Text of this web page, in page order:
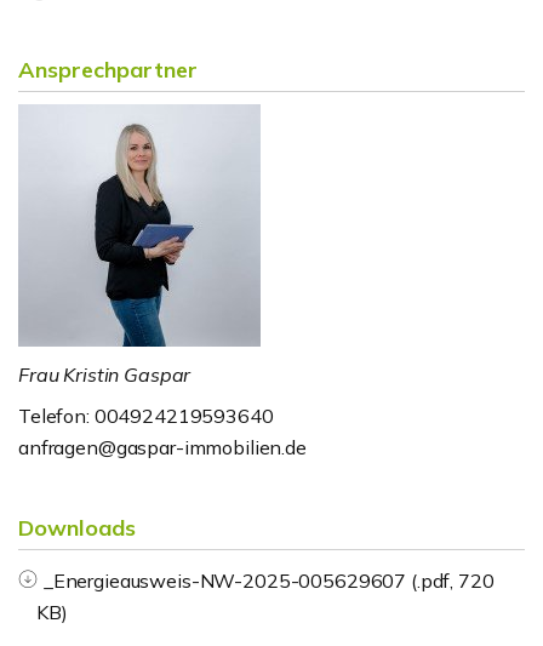
Ansprechpartner
Frau Kristin Gaspar
Telefon: 004924219593640
anfragen@gaspar-immobilien.de
Downloads
_Energieausweis-NW-2025-005629607 (.pdf, 720
KB)